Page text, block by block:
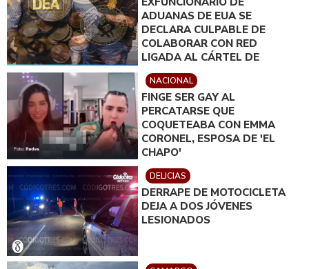
ADUANAS DE EUA SE
DECLARA CULPABLE DE
COLABORAR CON RED
LIGADA AL CÁRTEL DE
SINALOA
NACIONAL
FINGE SER GAY AL
PERCATARSE QUE
COQUETEABA CON EMMA
CORONEL, ESPOSA DE 'EL
CHAPO'
DELICIAS
DERRAPE DE MOTOCICLETA
DEJA A DOS JÓVENES
LESIONADOS